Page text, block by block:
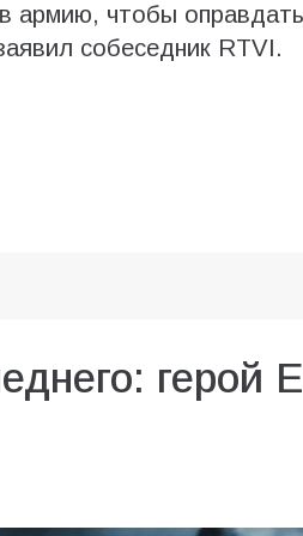
армию, чтобы
собеседник RTVI.
герой